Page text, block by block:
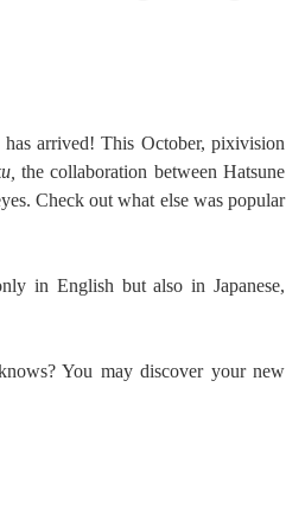
arrived! This October, pixivision
the collaboration between Hatsune
Check out what else was popular
in English but also in Japanese,
You may discover your new